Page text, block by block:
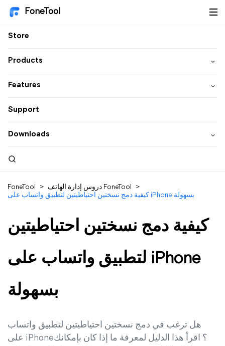
FoneTool
Store
Products
Features
Support
Downloads
FoneTool > دروس إدارة الهاتف FoneTool
>
كيفية دمج نسختين احتياطيتين لتطبيق واتساب على iPhone بسهولة
كيفية دمج نسختين احتياطيتين
لتطبيق واتساب على iPhone
بسهولة
هل ترغب في دمج نسختين احتياطيتين لتطبيق واتساب
على iPhone؟ اقرأ هذا الدليل لمعرفة ما إذا كان بإمكانك